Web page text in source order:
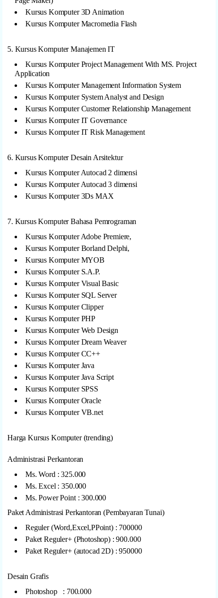
Kursus Komputer 3D Animation
Kursus Komputer Macromedia Flash
5. Kursus Komputer Manajemen IT
Kursus Komputer Project Management With MS. Project
Application
Kursus Komputer Management Information System
Kursus Komputer System Analyst and Design
Kursus Komputer Customer Relationship Management
Kursus Komputer IT Governance
Kursus Komputer IT Risk Management
6. Kursus Komputer Desain Arsitektur
Kursus Komputer Autocad 2 dimensi
Kursus Komputer Autocad 3 dimensi
Kursus Komputer 3Ds MAX
7. Kursus Komputer Bahasa Pemrograman
Kursus Komputer Adobe Premiere,
Kursus Komputer Borland Delphi,
Kursus Komputer MYOB
Kursus Komputer S.A.P.
Kursus Komputer Visual Basic
Kursus Komputer SQL Server
Kursus Komputer Clipper
Kursus Komputer PHP
Kursus Komputer Web Design
Kursus Komputer Dream Weaver
Kursus Komputer CC++
Kursus Komputer Java
Kursus Komputer Java Script
Kursus Komputer SPSS
Kursus Komputer Oracle
Kursus Komputer VB.net
Harga Kursus Komputer (trending)
Administrasi Perkantoran
Ms. Word : 325.000
Ms. Excel : 350.000
Ms. Power Point : 300.000
Paket Administrasi Perkantoran (Pembayaran Tunai)
Reguler (Word,Excel,PPoint) : 700000
Paket Reguler+ (Photoshop) : 900.000
Paket Reguler+ (autocad 2D) : 950000
Desain Grafis
Photoshop : 700.000